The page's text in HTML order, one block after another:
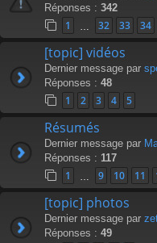
Réponses : 342
1 32 33 34
[topic] vidéos
Dernier message par
Réponses : 48
1 2 3 4 5
Résumés
Dernier message par
Réponses : 117
1 9 10 11
[topic] photos
Dernier message par
Réponses : 49